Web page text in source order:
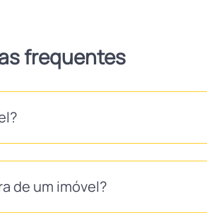
frequentes
de um imóvel?